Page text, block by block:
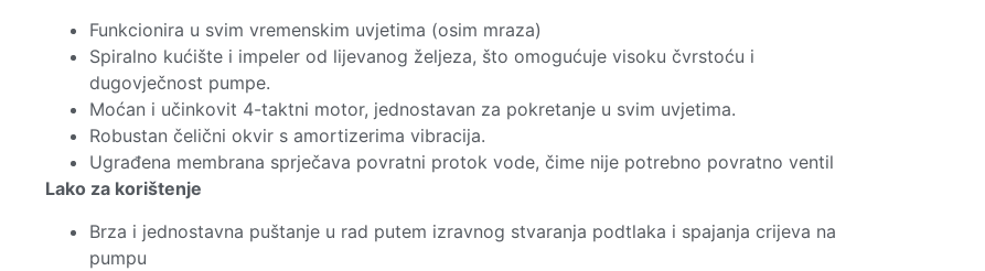
Funkcionira u svim vremenskim uvjetima (osim mraza)
Spiralno kućište i impeler od lijevanog željeza, što omogućuje visoku čvrstoću i
dugovječnost pumpe.
Moćan i učinkovit 4-taktni motor, jednostavan za pokretanje u svim uvjetima.
Robustan čelični okvir s amortizerima vibracija.
Ugrađena membrana sprječava povratni protok vode, čime nije potrebno povratno ventil
Lako za korištenje
Brza i jednostavna puštanje u rad putem izravnog stvaranja podtlaka i spajanja crijeva na
pumpu